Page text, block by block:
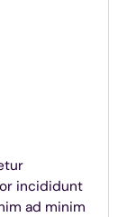
incididunt
ad minim